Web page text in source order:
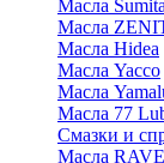
Масла
Масла
Масла Hidea
Масла Yacco
Масла
Масла 77
Смазки и
Масла